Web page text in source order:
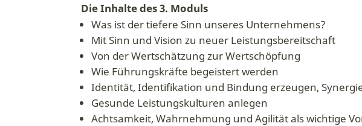
Die Inhalte des 3. Moduls
Was ist der tiefere Sinn unseres Unternehmens?
Mit Sinn und Vision zu neuer Leistungsbereitschaft
Von der Wertschätzung zur Wertschöpfung
Wie Führungskräfte begeistert werden
Identität, Identifikation und Bindung erzeugen,
Gesunde Leistungskulturen anlegen
Achtsamkeit, Wahrnehmung und Agilität als wichtige